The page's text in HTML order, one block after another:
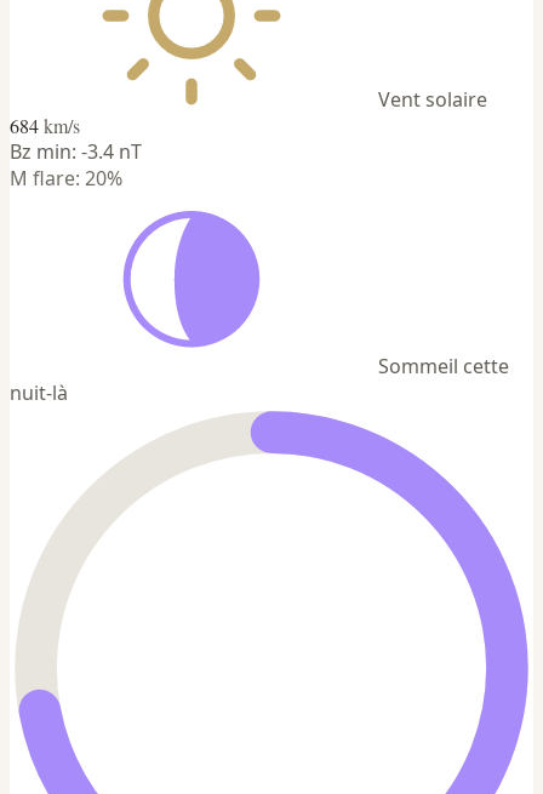
Vent solaire
684km/s
Bz min: -3.4 nT
M flare: 20%
Sommeil cette
nuit-là